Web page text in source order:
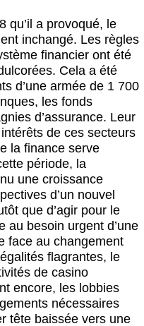
qu’il a provoqué, le
inchangé. Les règles
financier ont été
Cela a été
d’une armée de 1 700
les fonds
d’assurance. Leur
de ces secteurs
la finance serve
période, la
une croissance
d’un nouvel
que d’agir pour le
au besoin urgent d’une
face au changement
flagrantes, le
de casino
encore, les lobbies
nécessaires
tête baissée vers une